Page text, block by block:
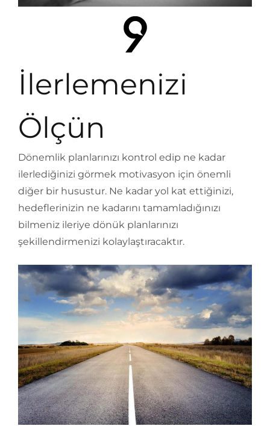
İlerlemenizi
Ölçün
Dönemlik planlarınızı kontrol edip ne kadar
ilerlediğinizi görmek motivasyon için önemli
diğer bir husustur. Ne kadar yol kat ettiğinizi,
hedeflerinizin ne kadarını tamamladığınızı
bilmeniz ileriye dönük planlarınızı
şekillendirmenizi kolaylaştıracaktır.